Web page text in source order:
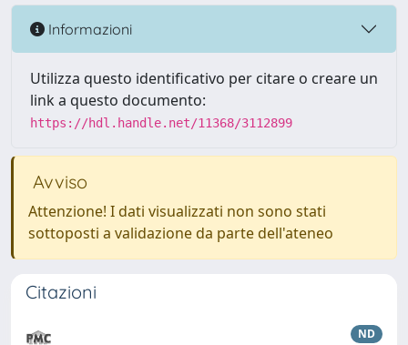
Informazioni
Utilizza questo identificativo per citare o creare un
link a questo documento:
https://hdl.handle.net/11368/3112899
Avviso
Attenzione! I dati visualizzati non sono stati
sottoposti a validazione da parte dell'ateneo
Citazioni
ND